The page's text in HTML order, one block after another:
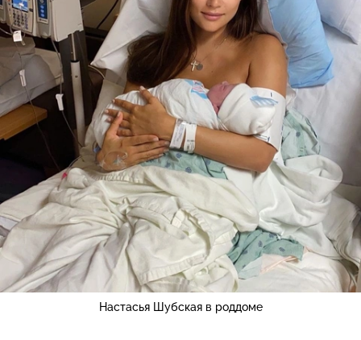
Настасья Шубская в роддоме